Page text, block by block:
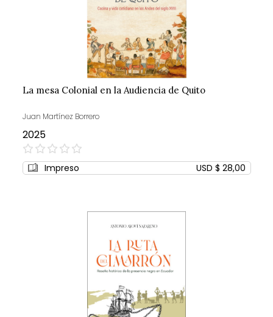
La mesa Colonial en la Audiencia de Quito
Juan Martínez Borrero
2025
0%
Impreso USD $ 28,00